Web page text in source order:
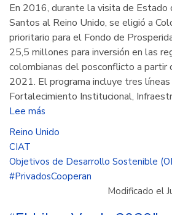
En 2016, durante la visita de Estado
Santos al Reino Unido, se eligió a
prioritario para el Fondo de
25,5 millones para inversión en las
colombianas del posconflicto a
2021. El programa incluye tres
Fortalecimiento Institucional,
Lee más
El
Unido
continuará
invirtiendo
Reino Unido
CIAT
Objetivos de Desarrollo Sostenible
#PrivadosCooperan
Modificado el